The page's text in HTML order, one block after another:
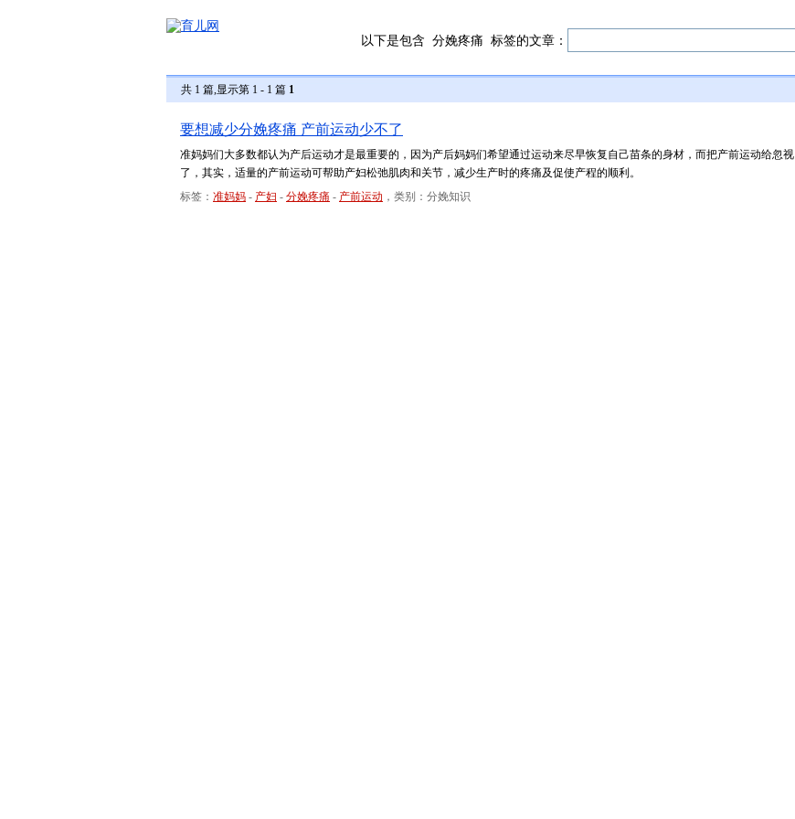
以下是包含 分娩疼痛 标签的文章：
共 1 篇,显示第 1 - 1 篇 1
要想减少分娩疼痛 产前运动少不了
准妈妈们大多数都认为产后运动才是最重要的，因为产后妈妈们希望通过运动来尽早恢复自己苗条的身材，而把产前运动给忽视
了，其实，适量的产前运动可帮助产妇松弛肌肉和关节，减少生产时的疼痛及促使产程的顺利。
标签： 准妈妈 - 产妇 - 分娩疼痛 - 产前运动 ，类别：分娩知识